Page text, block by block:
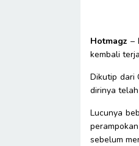
Hotmagz–
kembali
Dikutip dari
dirinya
Lucunya
sebelum